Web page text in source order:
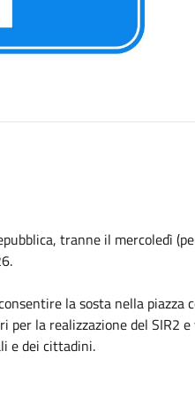
tranne il mercoledì
la sosta nella piazza
per la realizzazione del SIR2
e dei cittadini.